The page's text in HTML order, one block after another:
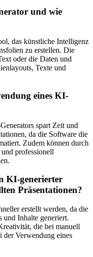
und wie
das künstliche Intelligenz
zu erstellen. Die
oder die Daten und
Texte und
eines KI-
spart Zeit und
da die Software die
Zudem können durch
professionell
KI-generierter
Präsentationen?
erstellt werden, da die
und Inhalte generiert.
die bei manuell
der Verwendung eines